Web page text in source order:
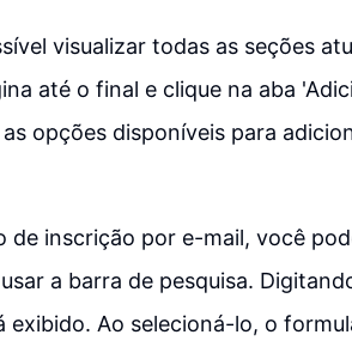
visualizar todas as seções
até o final e clique na aba
opções disponíveis para
de inscrição por e-mail, você
a barra de pesquisa.
exibido. Ao selecioná-lo, o